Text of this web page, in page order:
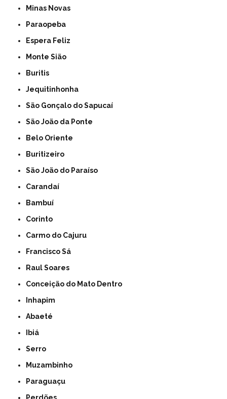
Minas Novas
Paraopeba
Espera Feliz
Monte Sião
Buritis
Jequitinhonha
São Gonçalo do Sapucaí
São João da Ponte
Belo Oriente
Buritizeiro
São João do Paraíso
Carandaí
Bambuí
Corinto
Carmo do Cajuru
Francisco Sá
Raul Soares
Conceição do Mato Dentro
Inhapim
Abaeté
Ibiá
Serro
Muzambinho
Paraguaçu